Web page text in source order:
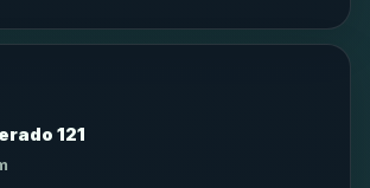
121